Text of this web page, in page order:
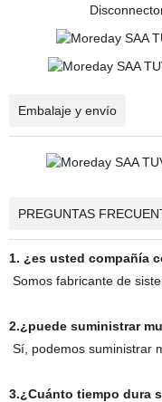
Embalaje y envío
PREGUNTAS
1. ¿es usted compañía
Somos fabricante de
2.¿puede suministrar
Sí, podemos suministrar
3.¿Cuánto tiempo dura